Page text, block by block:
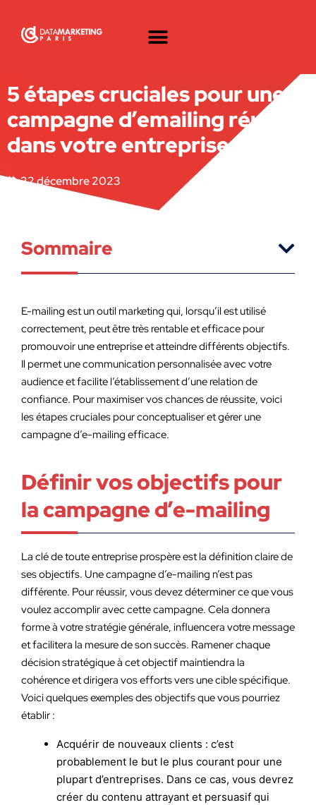
5 étapes cruciales pour une
campagne d’emailing réussie
dans votre entreprise
22 décembre 2023
Sommaire
E-mailing est un outil marketing qui, lorsqu’il est utilisé
correctement, peut être très rentable et efficace pour
promouvoir une entreprise et atteindre différents objectifs.
Il permet une communication personnalisée avec votre
audience et facilite l’établissement d’une relation de
confiance. Pour maximiser vos chances de réussite, voici
les étapes cruciales pour conceptualiser et gérer une
campagne d’e-mailing efficace.
Définir vos objectifs pour
la campagne d’e-mailing
La clé de toute entreprise prospère est la définition claire de
ses objectifs. Une campagne d’e-mailing n’est pas
différente. Pour réussir, vous devez déterminer ce que vous
voulez accomplir avec cette campagne. Cela donnera
forme à votre stratégie générale, influencera votre message
et facilitera la mesure de son succès. Ramener chaque
décision stratégique à cet objectif maintiendra la
cohérence et dirigera vos efforts vers une cible spécifique.
Voici quelques exemples des objectifs que vous pourriez
établir :
Acquérir de nouveaux clients : c’est
probablement le but le plus courant pour une
plupart d’entreprises. Dans ce cas, vous devrez
créer du contenu attrayant et persuasif qui